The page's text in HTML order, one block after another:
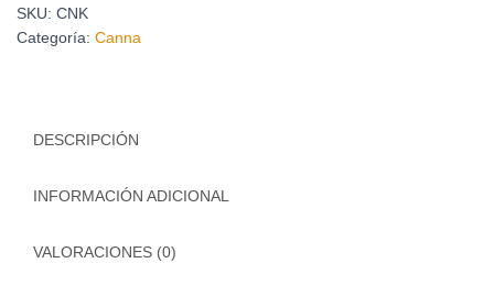
SKU: CNK
Categoría: Canna
DESCRIPCIÓN
INFORMACIÓN ADICIONAL
VALORACIONES (0)